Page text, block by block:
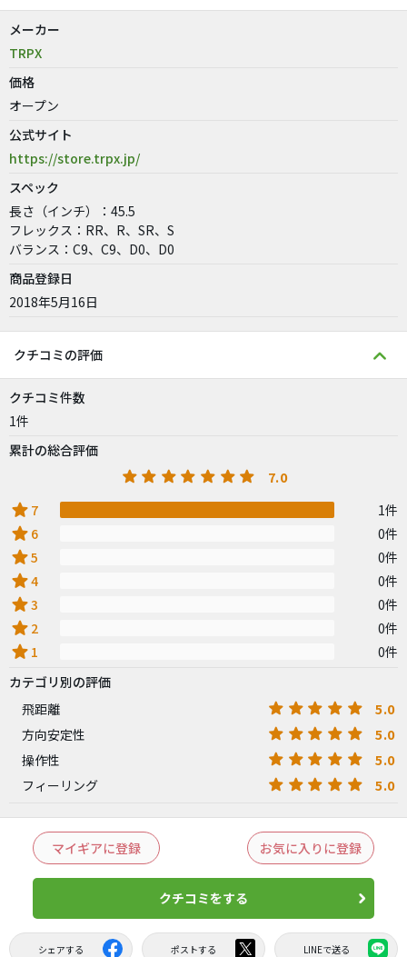
メーカー
TRPX
価格
オープン
公式サイト
https://store.trpx.jp/
スペック
長さ（インチ）：45.5
フレックス：RR、R、SR、S
バランス：C9、C9、D0、D0
商品登録日
2018年5月16日
クチコミの評価
クチコミ件数
1件
累計の総合評価
7.0
star 7 1件
star 6 0件
star5 0件
star4 0件
star3 0件
star 2 0件
star 1
0件
カテゴリ別の評価
飛距離
5.0
方向安定性 5.0
操作性 5.0
フィーリング 5.0
マイギアに登録 お気に入りに登録
クチコミをする
シェアする ポストする LINEで送る